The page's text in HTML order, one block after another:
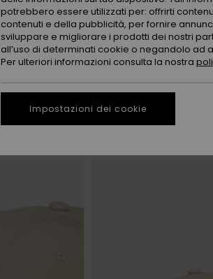
potrebbero essere utilizzati per: offrirti
contenuti e della pubblicità, per fornire
sviluppare e migliorare i prodotti dei nostri
all’uso di determinati cookie o negandolo ad
Per ulteriori informazioni consulta la nostra
Impostazioni dei cookie